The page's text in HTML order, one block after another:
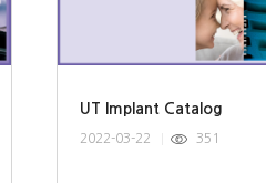
UT Implant Catalog
2022-03-22 351